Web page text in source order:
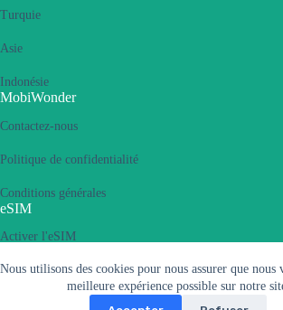
Nous utilisons des cookies pour nous assurer que nous
meilleure expérience possible sur notre
Turquie
Asie
Indonésie
MobiWonder
Contactez-nous
Politique de confidentialité
Conditions générales
eSIM
Activer l'eSIM
Qu'est-ce qu'une eSIM
Appareils compatibles